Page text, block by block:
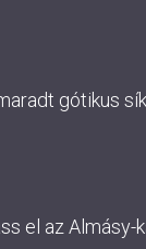
gótikus
el az